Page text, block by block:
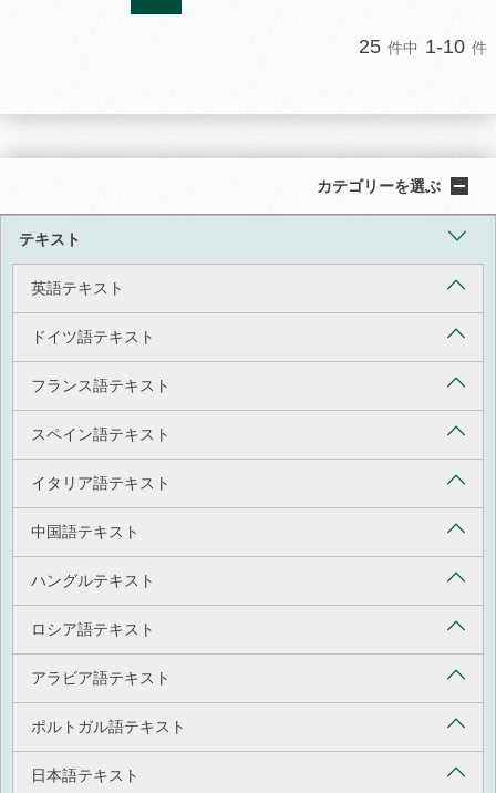
25 件中 1-10 件
カテゴリーを選ぶ
テキスト
英語テキスト
ドイツ語テキスト
フランス語テキスト
スペイン語テキスト
イタリア語テキスト
中国語テキスト
ハングルテキスト
ロシア語テキスト
アラビア語テキスト
ポルトガル語テキスト
日本語テキスト